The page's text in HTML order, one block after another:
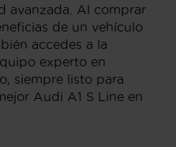
avanzada. Al comprar
de un vehículo
accedes a la
experto en
siempre listo para
Audi A1 S Line en